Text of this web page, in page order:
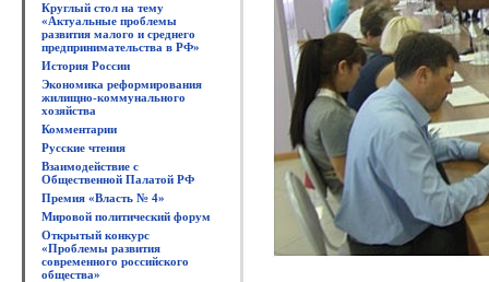
Круглый стол на тему
«Актуальные проблемы
развития малого и среднего
предпринимательства в РФ»
История России
Экономика реформирования
жилищно-коммунального
хозяйства
Комментарии
Русские чтения
Взаимодействие с
Общественной Палатой РФ
Премия «Власть № 4»
Мировой политический форум
Открытый конкурс
«Проблемы развития
современного российского
общества»